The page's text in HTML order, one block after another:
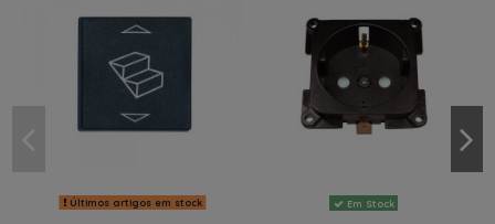
Últimos artigos em stock Em Stock